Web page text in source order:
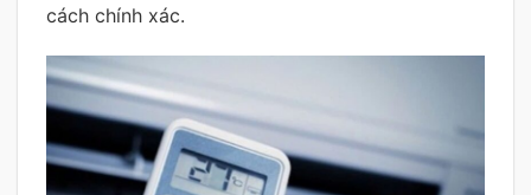
cách chính xác.